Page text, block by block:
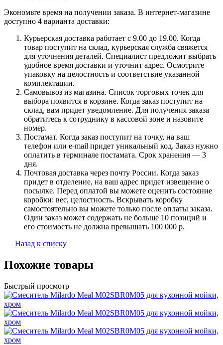
Экономьте время на получении заказа. В интернет-магазине
доступно 4 варианта доставки:
Курьерская доставка работает с 9.00 до 19.00. Когда
товар поступит на склад, курьерская служба свяжется
для уточнения деталей. Специалист предложит выбрать
удобное время доставки и уточнит адрес. Осмотрите
упаковку на целостность и соответствие указанной
комплектации.
Самовывоз из магазина. Список торговых точек для
выбора появится в корзине. Когда заказ поступит на
склад, вам придет уведомление. Для получения заказа
обратитесь к сотруднику в кассовой зоне и назовите
номер.
Постамат. Когда заказ поступит на точку, на ваш
телефон или e-mail придет уникальный код. Заказ нужно
оплатить в терминале постамата. Срок хранения — 3
дня.
Почтовая доставка через почту России. Когда заказ
придет в отделение, на ваш адрес придет извещение о
посылке. Перед оплатой вы можете оценить состояние
коробки: вес, целостность. Вскрывать коробку
самостоятельно вы можете только после оплаты заказа.
Один заказ может содержать не больше 10 позиций и
его стоимость не должна превышать 100 000 р.
Назад к списку
Похожие товары
Быстрый просмотр